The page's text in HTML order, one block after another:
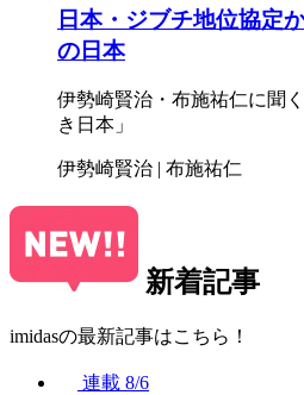
日本・ジブチ地位協定
の日本
伊勢崎賢治・布施祐仁に聞
き日本」
伊勢崎賢治 | 布施祐仁
新着記事
imidasの最新記事はこちら！
連載 8/6